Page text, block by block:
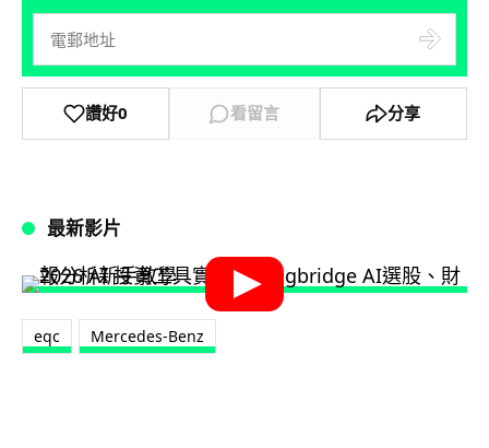
讚好0 看留言 分享
最新影片
eqc Mercedes-Benz